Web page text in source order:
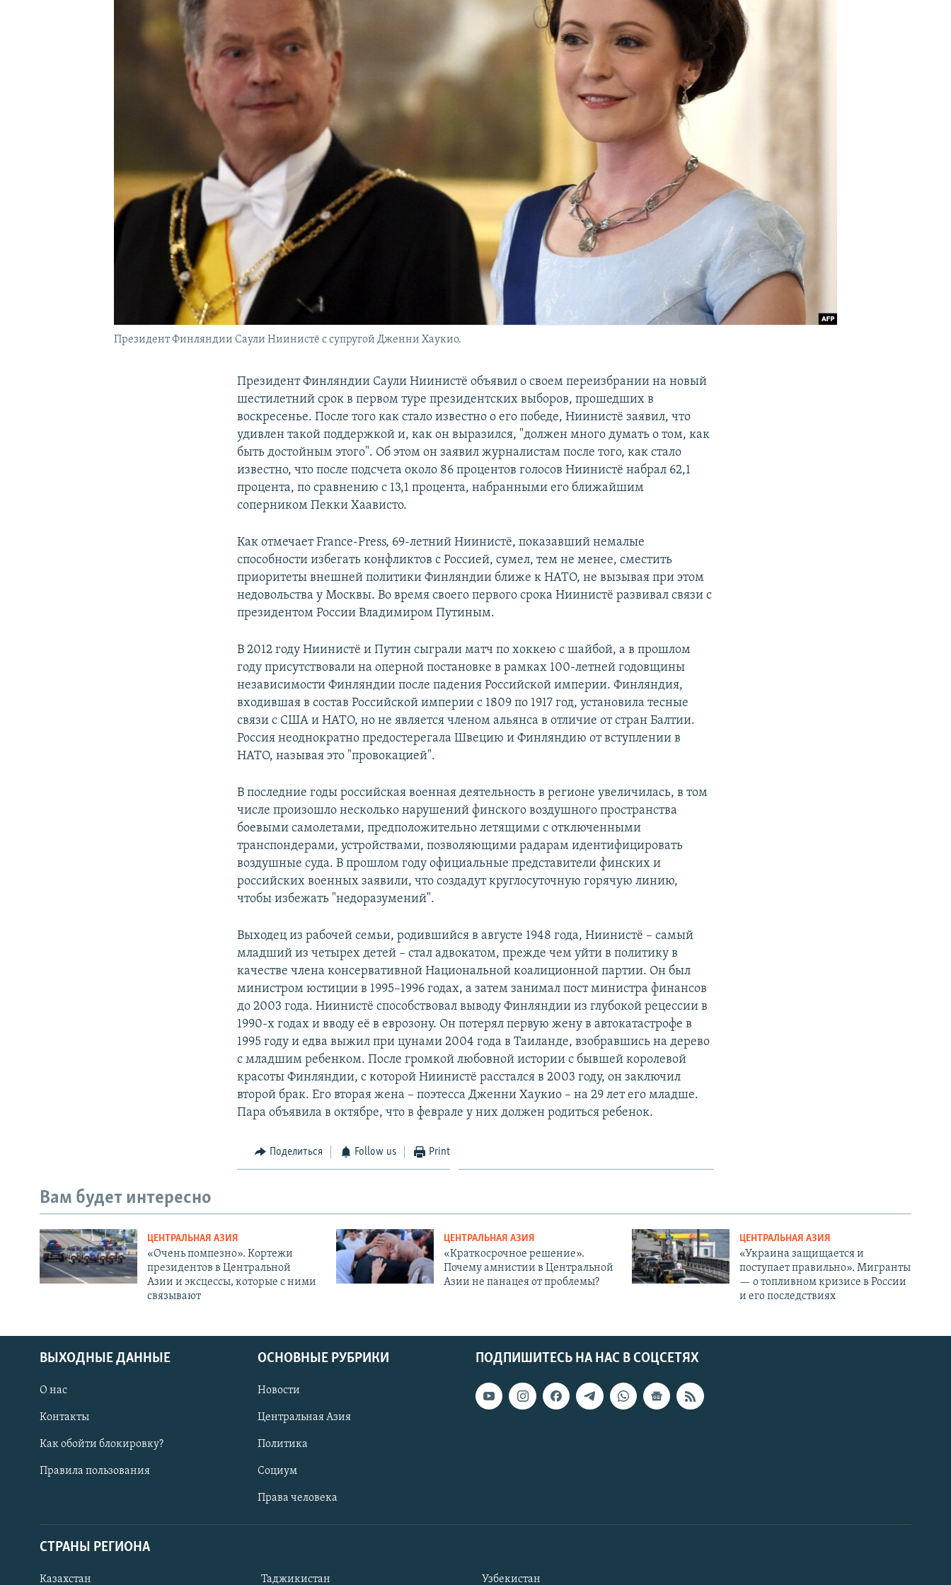
Президент Финляндии Саули Ниинистё с супругой Дженни Хаукио.
Президент Финляндии Саули Ниинистё объявил о своем переизбрании на новый
шестилетний срок в первом туре президентских выборов, прошедших в
воскресенье. После того как стало известно о его победе, Ниинистё заявил, что
удивлен такой поддержкой и, как он выразился, "должен много думать о том, как
быть достойным этого". Об этом он заявил журналистам после того, как стало
известно, что после подсчета около 86 процентов голосов Ниинистё набрал 62,1
процента, по сравнению с 13,1 процента, набранными его ближайшим
соперником Пекки Хаависто.
Как отмечает France-Press, 69-летний Ниинистё, показавший немалые
способности избегать конфликтов с Россией, сумел, тем не менее, сместить
приоритеты внешней политики Финляндии ближе к НАТО, не вызывая при этом
недовольства у Москвы. Во время своего первого срока Ниинистё развивал связи с
президентом России Владимиром Путиным.
В 2012 году Ниинистё и Путин сыграли матч по хоккею с шайбой, а в прошлом
году присутствовали на оперной постановке в рамках 100-летней годовщины
независимости Финляндии после падения Российской империи. Финляндия,
входившая в состав Российской империи с 1809 по 1917 год, установила тесные
связи с США и НАТО, но не является членом альянса в отличие от стран Балтии.
Россия неоднократно предостерегала Швецию и Финляндию от вступлении в
НАТО, называя это "провокацией".
В последние годы российская военная деятельность в регионе увеличилась, в том
числе произошло несколько нарушений финского воздушного пространства
боевыми самолетами, предположительно летящими с отключенными
транспондерами, устройствами, позволяющими радарам идентифицировать
воздушные суда. В прошлом году официальные представители финских и
российских военных заявили, что создадут круглосуточную горячую линию,
чтобы избежать "недоразумений".
Выходец из рабочей семьи, родившийся в августе 1948 года, Ниинистё – самый
младший из четырех детей – стал адвокатом, прежде чем уйти в политику в
качестве члена консервативной Национальной коалиционной партии. Он был
министром юстиции в 1995–1996 годах, а затем занимал пост министра финансов
до 2003 года. Ниинистё способствовал выводу Финляндии из глубокой рецессии в
1990-х годах и вводу её в еврозону. Он потерял первую жену в автокатастрофе в
1995 году и едва выжил при цунами 2004 года в Таиланде, взобравшись на дерево
с младшим ребенком. После громкой любовной истории с бывшей королевой
красоты Финляндии, с которой Ниинистё расстался в 2003 году, он заключил
второй брак. Его вторая жена – поэтесса Дженни Хаукио – на 29 лет его младше.
Пара объявила в октябре, что в феврале у них должен родиться ребенок.
Поделиться Follow us Print
Вам будет интересно
ЦЕНТРАЛЬНАЯ АЗИЯ
«Очень помпезно». Кортежи
президентов в Центральной
Азии и эксцессы, которые с ними
связывают
ЦЕНТРАЛЬНАЯ АЗИЯ
«Краткосрочное решение».
Почему амнистии в Центральной
Азии не панацея от проблемы?
ЦЕНТРАЛЬНАЯ АЗИЯ
«Украина защищается и
поступает правильно». Мигранты
— о топливном кризисе в России
и его последствиях
ПОДПИШИТЕСЬ НА НАС В СОЦСЕТЯХ
ВЫХОДНЫЕ ДАННЫЕ
О нас
Контакты
Как обойти блокировку?
Правила пользования
ОСНОВНЫЕ РУБРИКИ
Новости
Центральная Азия
Политика
Социум
Права человека
СТРАНЫ РЕГИОНА
Казахстан Таджикистан Узбекистан